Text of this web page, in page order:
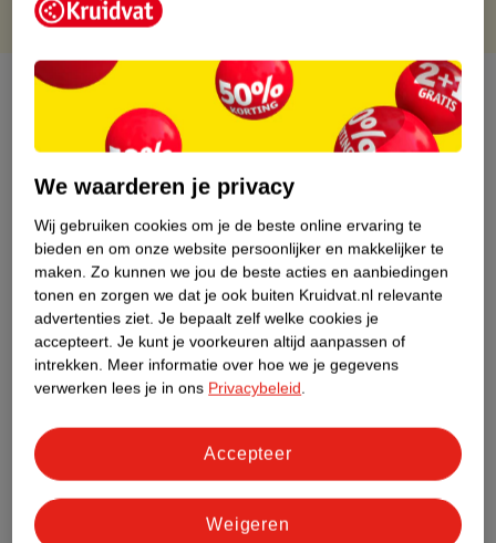
Over dit product
Productinformatie
Nature Impact Score
Dit product heeft (nog) geen Nature
Impact Score.
Meer informatie
Bestel & Bezorginformatie
Bekijk ook
We waarderen je privacy
Wij gebruiken cookies om je de beste online ervaring te
bieden en om onze website persoonlijker en makkelijker te
maken. Zo kunnen we jou de beste acties en aanbiedingen
tonen en zorgen we dat je ook buiten Kruidvat.nl relevante
advertenties ziet. Je bepaalt zelf welke cookies je
accepteert. Je kunt je voorkeuren altijd aanpassen of
intrekken. Meer informatie over hoe we je gegevens
verwerken lees je in ons Privacybeleid.
Weigeren
Accepteer